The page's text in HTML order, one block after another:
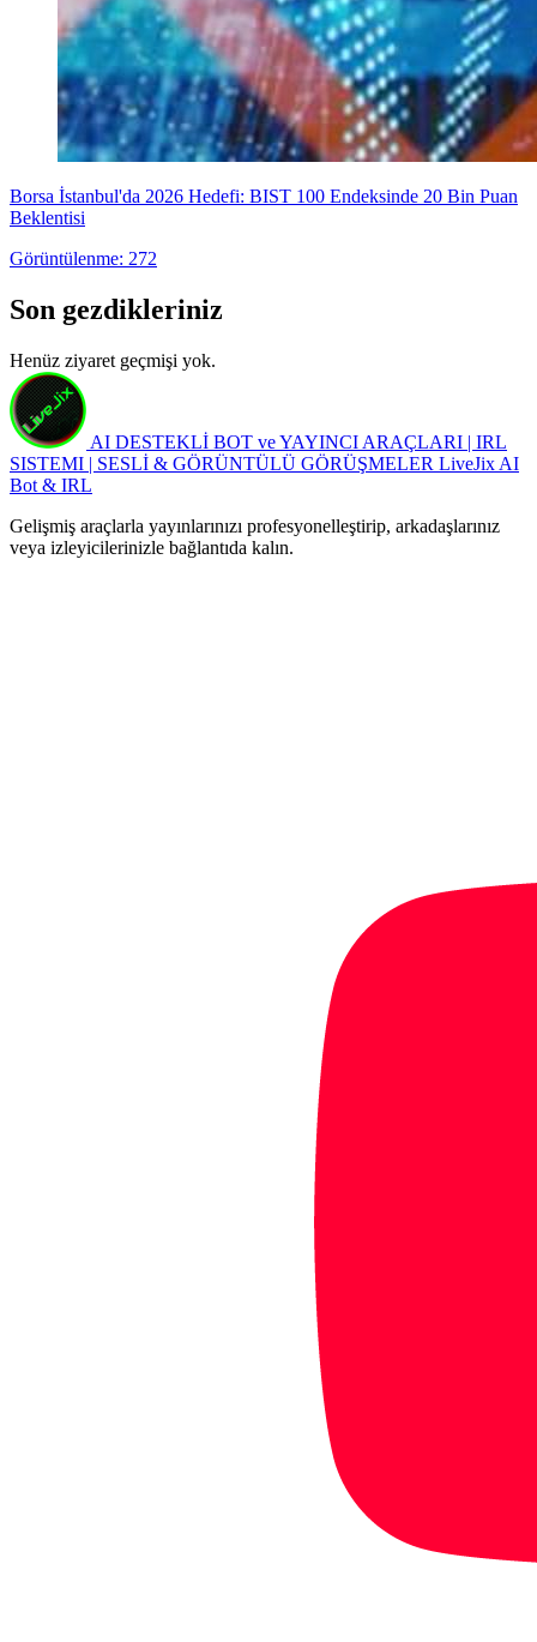
Borsa İstanbul'da 2026 Hedefi: BIST 100 Endeksinde 20 Bin Puan
Beklentisi
Görüntülenme: 272
Son gezdikleriniz
Henüz ziyaret geçmişi yok.
AI DESTEKLİ BOT ve YAYINCI ARAÇLARI | IRL
SISTEMI | SESLİ & GÖRÜNTÜLÜ GÖRÜŞMELER LiveJix AI
Bot & IRL
Gelişmiş araçlarla yayınlarınızı profesyonelleştirip, arkadaşlarınız
veya izleyicilerinizle bağlantıda kalın.